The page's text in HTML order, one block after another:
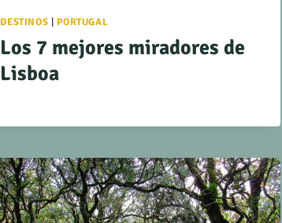
DESTINOS | PORTUGAL
Los 7 mejores miradores de
Lisboa